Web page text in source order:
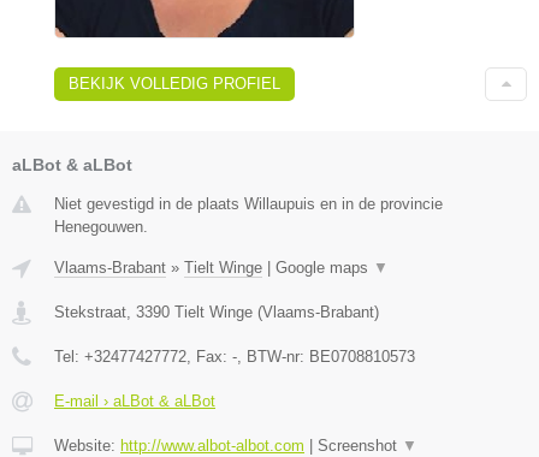
BEKIJK VOLLEDIG PROFIEL
aLBot & aLBot
Niet gevestigd in de plaats Willaupuis en in de provincie
Henegouwen.
Vlaams-Brabant » Tielt Winge Google maps ▼
Stekstraat, 3390 Tielt Winge (Vlaams-Brabant)
Tel: +32477427772, Fax: -, BTW-nr: BE0708810573
E-mail › aLBot & aLBot
Website: http://www.albot-albot.com Screenshot ▼